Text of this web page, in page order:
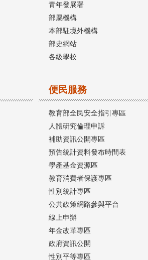
青年發展署
部屬機構
本部駐境外機構
部史網站
各級學校
便民服務
教育部全民安全指引專區
人體研究倫理申訴
補助資訊公開專區
預告統計資料發布時間表
學產基金資源區
教育消費者保護專區
性別統計專區
公共政策網路參與平台
線上申辦
年金改革專區
政府資訊公開
性別平等專區